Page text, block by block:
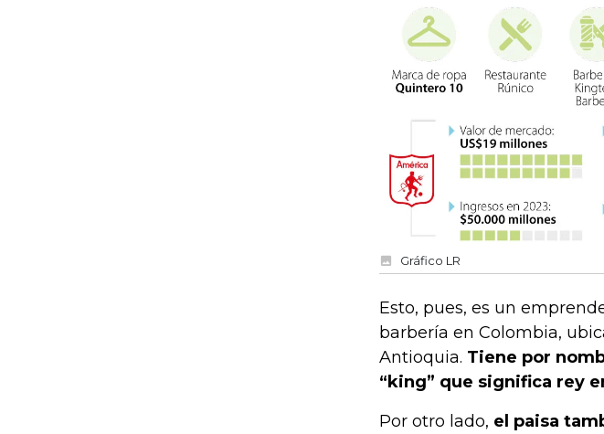
Gráfico LR
Esto, pues, es un
barbería en Colombia,
Antioquia. Tiene por
“king” que significa rey
Por otro lado, el paisa